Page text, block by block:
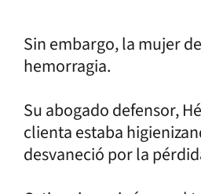
Sin embargo, la mujer
hemorragia.
Su abogado defensor,
clienta estaba
desvaneció por la